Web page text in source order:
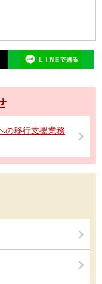
の移行支援業務